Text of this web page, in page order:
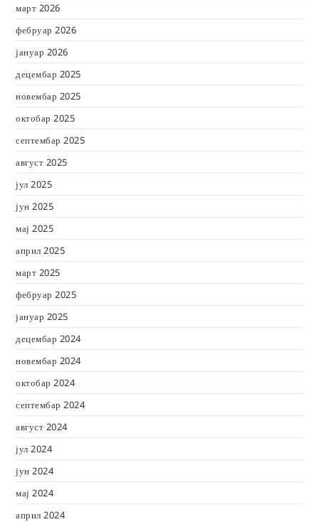
март 2026
фебруар 2026
јануар 2026
децембар 2025
новембар 2025
октобар 2025
септембар 2025
август 2025
јул 2025
јун 2025
мај 2025
април 2025
март 2025
фебруар 2025
јануар 2025
децембар 2024
новембар 2024
октобар 2024
септембар 2024
август 2024
јул 2024
јун 2024
мај 2024
април 2024